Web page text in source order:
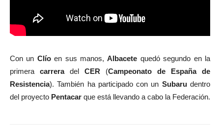
Con un Clíoen sus manos,Albacete quedó segundo en la
primera carrera del CER (Campeonato de España de
Resistencia). También ha participado con un Subarudentro
del proyecto Pentacar que está llevando a cabo la Federación.